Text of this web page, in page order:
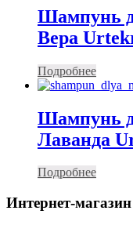
Шампунь
Вера
Подробнее
Шампунь
Лаванда
Подробнее
Интернет-магазин